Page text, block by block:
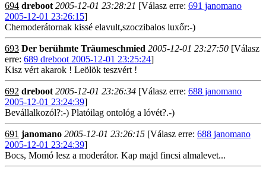
694 dreboot 2005-12-01 23:28:21 [Válasz erre: 691 janomano
2005-12-01 23:26:15]
Chemoderátornak kissé elavult,szoczibalos luxőr:-)
693 Der berühmte Träumeschmied 2005-12-01 23:27:50 [Válasz
erre: 689 dreboot 2005-12-01 23:25:24]
Kisz vért akarok ! Leölök teszvért !
692 dreboot 2005-12-01 23:26:34 [Válasz erre: 688 janomano
2005-12-01 23:24:39]
Bevállalkozól?:-) Platóilag ontológ a lóvét?.-)
691 janomano 2005-12-01 23:26:15 [Válasz erre: 688 janomano
2005-12-01 23:24:39]
Bocs, Momó lesz a moderátor. Kap majd fincsi almalevet...